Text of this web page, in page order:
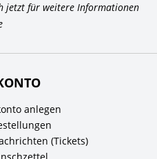
jetzt für weitere Informationen
anlegen
(Tickets)